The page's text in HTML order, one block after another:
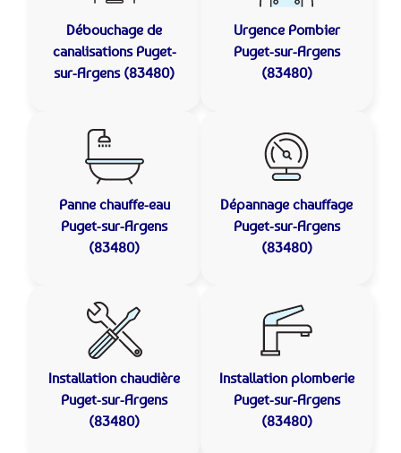
Débouchage de
canalisations Puget-
sur-Argens (83480)
Urgence Pombier
Puget-sur-Argens
(83480)
Panne chauffe-eau
Puget-sur-Argens
(83480)
Dépannage chauffage
Puget-sur-Argens
(83480)
Installation chaudière
Puget-sur-Argens
(83480)
Installation plomberie
Puget-sur-Argens
(83480)